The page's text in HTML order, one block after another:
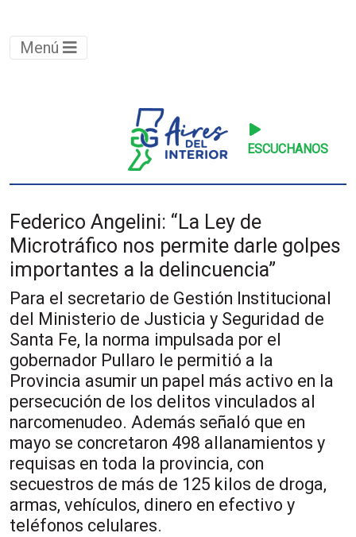
Menú
ESCUCHANOS
Federico Angelini: “La Ley de
Microtráfico nos permite darle golpes
importantes a la delincuencia”
Para el secretario de Gestión Institucional
del Ministerio de Justicia y Seguridad de
Santa Fe, la norma impulsada por el
gobernador Pullaro le permitió a la
Provincia asumir un papel más activo en la
persecución de los delitos vinculados al
narcomenudeo. Además señaló que en
mayo se concretaron 498 allanamientos y
requisas en toda la provincia, con
secuestros de más de 125 kilos de droga,
armas, vehículos, dinero en efectivo y
teléfonos celulares.